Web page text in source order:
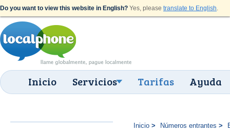
Do you want to view this website in English? Yes, please translate to English.
Inicio Servicios Tarifas Ayuda
Inicio Números entrantes